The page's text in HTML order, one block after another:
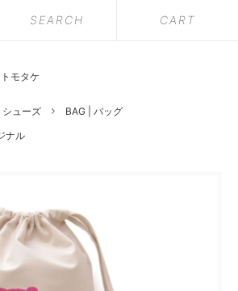
SEARCH CART
トモタケ
シューズ
BAG | バッグ
ナル